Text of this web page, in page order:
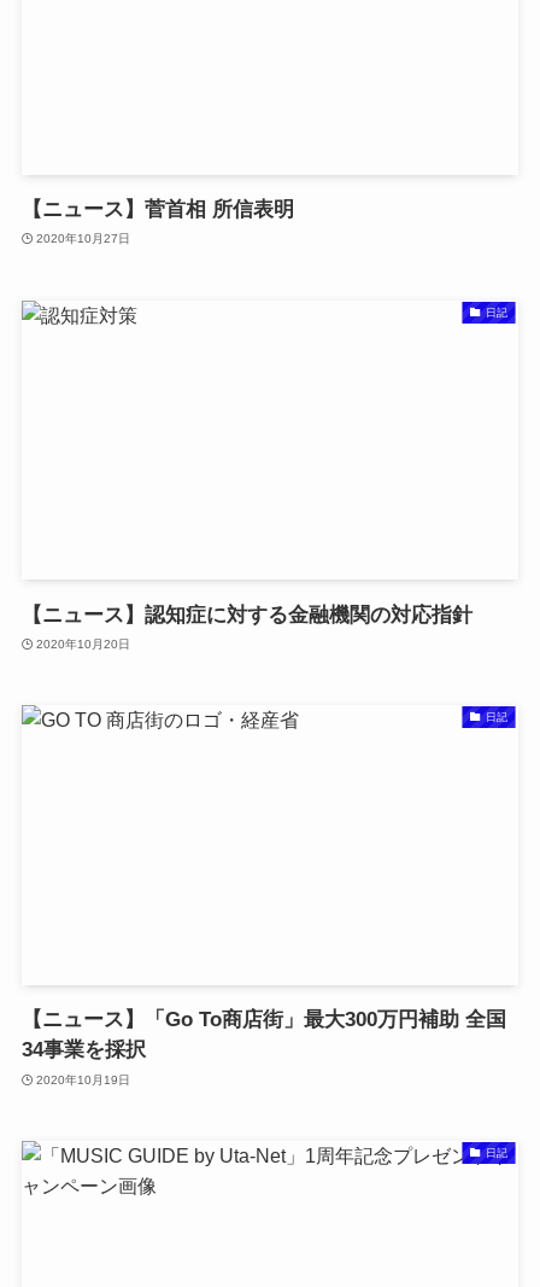
【ニュース】菅首相 所信表明
2020年10月27日
日記
【ニュース】認知症に対する金融機関の対応指針
2020年10月20日
日記
【ニュース】「Go To商店街」最大300万円補助 全国
34事業を採択
2020年10月19日
日記